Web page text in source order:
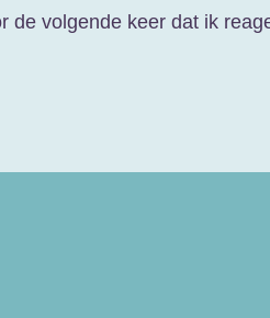
de volgende keer dat ik